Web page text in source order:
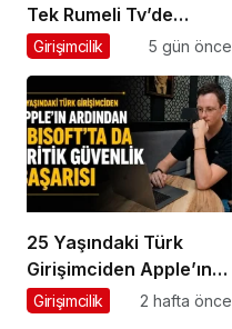
Tek Rumeli Tv’de
Marka Atölyesi
Oldu
Girişimcilik 5 gün önce
25 Yaşındaki Türk
Girişimciden Apple’ın
Ardından Ubisoft
Girişimcilik 2 hafta önce